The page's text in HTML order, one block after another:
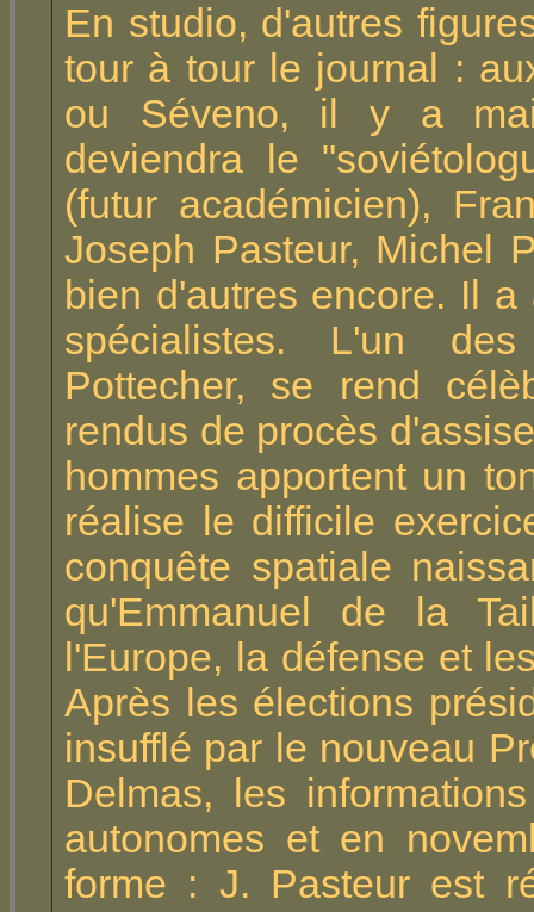
En studio, d'autres
tour à tour le journal :
ou Séveno, il y a
deviendra le
(futur académicien),
Joseph Pasteur, Michel
bien d'autres encore. Il
spécialistes. L'un
Pottecher, se rend
rendus de procès
hommes apportent un
réalise le difficile
conquête spatiale
qu'Emmanuel de la
l'Europe, la défense et
Après les élections
insufflé par le nouveau
Delmas, les
autonomes et en
forme : J. Pasteur est